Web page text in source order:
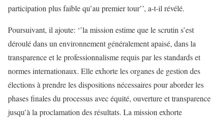
participation plus faible qu’au premier tour’’, a-t-il révélé.
Poursuivant, il ajoute: ‘’la mission estime que le scrutin s’est
déroulé dans un environnement généralement apaisé, dans la
transparence et le professionnalisme requis par les standards et
normes internationaux. Elle exhorte les organes de gestion des
élections à prendre les dispositions nécessaires pour aborder les
phases finales du processus avec équité, ouverture et transparence
jusqu’à la proclamation des résultats. La mission exhorte